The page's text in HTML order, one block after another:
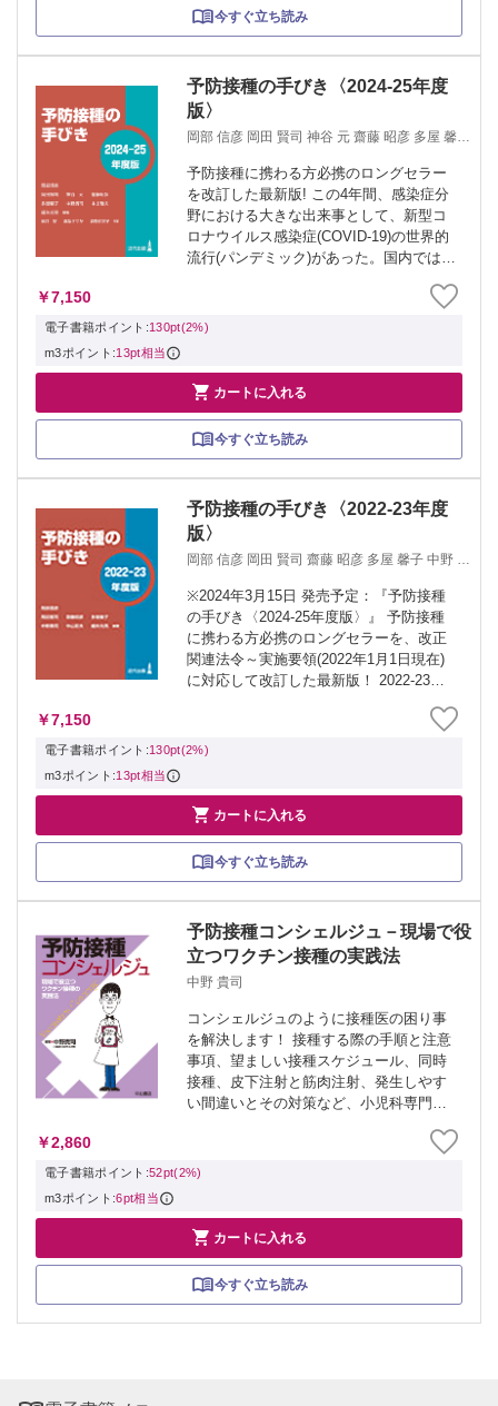
今すぐ立ち読み
予防接種の手びき〈2024-25年度
版〉
岡部 信彦 岡田 賢司 神谷 元 齋藤 昭彦 多屋 馨子
予防接種に携わる方必携のロングセラー
を改訂した最新版! この4年間、感染症分
野における大きな出来事として、新型コ
ロナウイルス感染症(COVID-19)の世界的
流行(パンデミック)があった。国内では
り扱いが五類となり、WHOもPHEIC宣言
を解消したが、...
￥7,150
電子書籍ポイント:130pt(2%)
m3ポイント:13pt相当
 カートに入れる
今すぐ立ち読み
予防接種の手びき〈2022-23年度
版〉
岡部 信彦 岡田 賢司 齋藤 昭彦 多屋 馨子 中野 貴
※2024年3月15日 発売予定：『予防接種
の手びき〈2024-25年度版〉』 予防接種
に携わる方必携のロングセラーを、改正
関連法令～実施要領(2022年1月1日現在)
に対応して改訂した最新版！ 2022-23年
なるワクチン同士の接種間隔の規定の撤
廃（注射生ワ...
￥7,150
電子書籍ポイント:130pt(2%)
m3ポイント:13pt相当
 カートに入れる
今すぐ立ち読み
予防接種コンシェルジュ－現場で役
立つワクチン接種の実践法
中野 貴司
コンシェルジュのように接種医の困り事
を解決します！ 接種する際の手順と注意
事項、望ましい接種スケジュール、同時
接種、皮下注射と筋肉注射、発生しやす
い間違いとその対策など、小児科専門医
い説明で予防接種に対する理解が深まり
ます。
￥2,860
電子書籍ポイント:52pt(2%)
m3ポイント:6pt相当
 カートに入れる
今すぐ立ち読み